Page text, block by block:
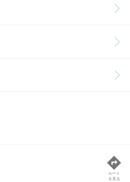
ルート
を見る